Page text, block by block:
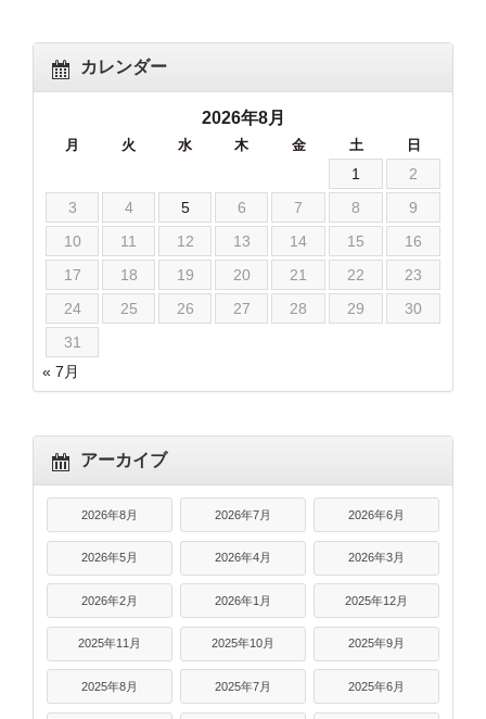
カレンダー
2026年8月
月 火 水 木 金 土 日
1
2
3
4 5 6 7 8
9
10
11 12 13 14 15
16
17
18 19 20 21 22
23
24
25 26 27 28 29
30
31
« 7月
アーカイブ
2026年8月 2026年7月 2026年6月
2026年5月 2026年4月 2026年3月
2026年2月 2026年1月 2025年12月
2025年11月 2025年10月 2025年9月
2025年8月 2025年7月 2025年6月